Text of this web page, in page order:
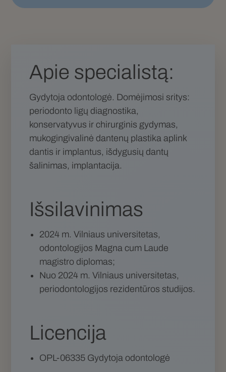
Apie specialistą:
Gydytoja odontologė. Domėjimosi sritys:
periodonto ligų diagnostika,
konservatyvus ir chirurginis gydymas,
mukogingivalinė dantenų plastika aplink
dantis ir implantus, išdygusių dantų
šalinimas, implantacija.
Išsilavinimas
2024 m. Vilniaus universitetas,
odontologijos Magna cum Laude
magistro diplomas;
Nuo 2024 m. Vilniaus universitetas,
periodontologijos rezidentūros studijos.
Licencija
OPL-06335 Gydytoja odontologė